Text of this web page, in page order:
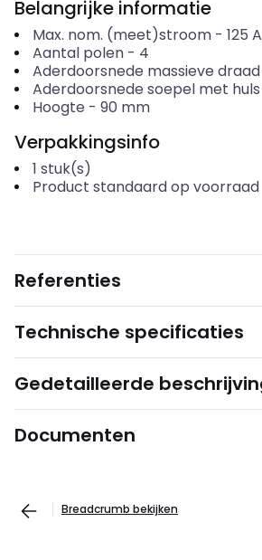
Belangrijke informatie
Max. nom. (meet)stroom- 125 A
Aantal polen- 4
Aderdoorsnede massieve draad
Aderdoorsnede soepel met huls
Hoogte - 90 mm
Verpakkingsinfo
1 stuk(s)
Product standaard op voorraad
Referenties
Technische specificaties
Gedetailleerde
Documenten
Breadcrumb bekijken